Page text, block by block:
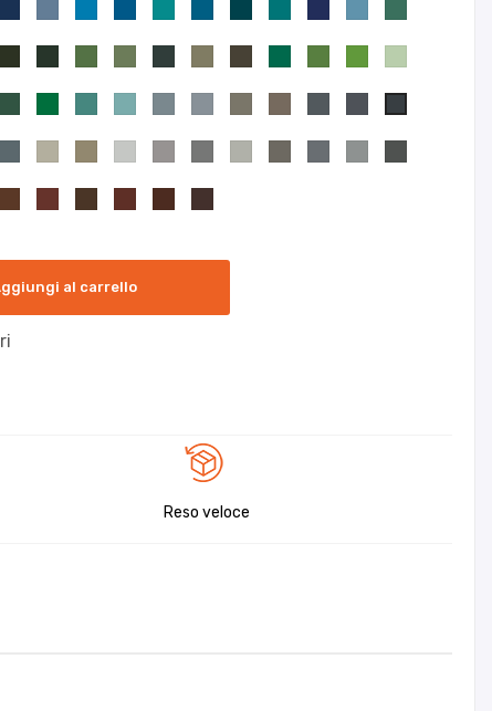
al carrello
Reso veloce